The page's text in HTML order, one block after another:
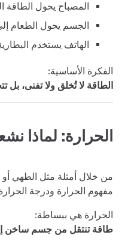
المصباح يحول الطاقة
الجسم يحول الطعام
الهاتف يستخدم
الفكرة الأساسية:
الطاقة لا تُخلق ولا تفنى،
الحرارة: لماذا
من خلال أمثلة مثل الطهي أو
مفهوم الحرارة ودرجة
الحرارة هي ببساطة:
طاقة تنتقل من جسم ساخن